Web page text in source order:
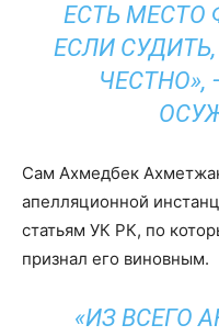
ЕСТЬ МЕСТО
ЕСЛИ
Сам Ахмедбек
апелляционной
статьям УК РК, по
признал его виновным.
«ИЗ ВСЕГО